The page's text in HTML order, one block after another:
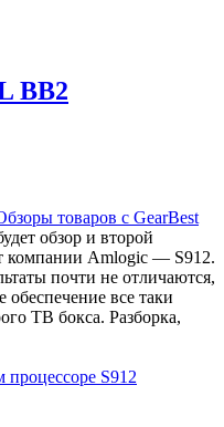
BB2
товаров с GearBest
обзор и второй
компании Amlogic — S912.
почти не отличаются,
все таки
ТВ бокса. Разборка,